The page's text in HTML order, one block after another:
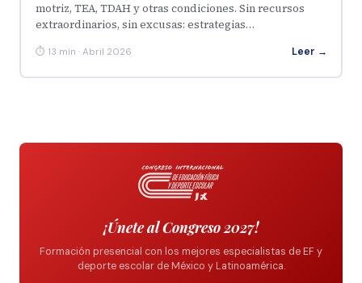
motriz, TEA, TDAH y otras condiciones. Sin recursos
extraordinarios, sin excusas: estrategias…
⏱ 13 min · Abril 2026 Leer →
¡Únete al Congreso 2027!
Formación presencial con los mejores especialistas de EF y
deporte escolar de México y Latinoamérica.